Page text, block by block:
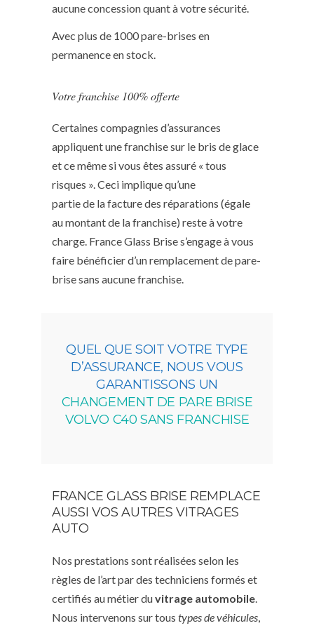
aucune concession quant à votre sécurité.
Avec plus de 1000 pare-brises en
permanence en stock.
Votre franchise 100% offerte
Certaines compagnies d’assurances
appliquent une franchise sur le bris de glace
et ce même si vous êtes assuré « tous
risques ». Ceci implique qu’une
partie de la facture des réparations (égale
au montant de la franchise) reste à votre
charge. France Glass Brise s’engage à vous
faire bénéficier d’un remplacement de pare-
brise sans aucune franchise.
QUEL QUE SOIT VOTRE TYPE
D’ASSURANCE, NOUS VOUS
GARANTISSONS UN
CHANGEMENT DE PARE BRISE
VOLVO C40 SANS FRANCHISE
FRANCE GLASS BRISE REMPLACE
AUSSI VOS AUTRES VITRAGES
AUTO
Nos prestations sont réalisées selon les
règles de l’art par des techniciens formés et
certifiés au métier duvitrage automobile
Nous intervenons sur tous types de véhicules